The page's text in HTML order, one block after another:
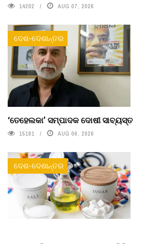
14202 AUG 07, 2026
ଦେଶ-ଦେଶାନ୍ତର
‘ତେହେଲକା’ ସମ୍ପାଦକ ଦୋଷୀ ସାବ୍ୟସ୍ତ
15181 AUG 06, 2026
ଦେଶ-ଦେଶାନ୍ତର